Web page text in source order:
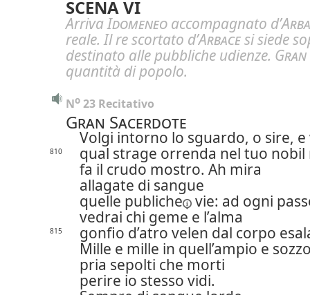
SCENA VI
ArrivaIdomeneo accompagnato d’
reale. Il re scortato d’Arbacesi siede
destinato alle pubbliche udienze.
quantità di popolo.
No 23 Recitativo
Gran Sacerdote
Volgi intorno lo sguardo, o sire, e
810
qual strage orrenda nel tuo nobil
fa il crudo mostro. Ah mira
allagate di sangue
quelle publiche
vie: ad ogni
vedrai chi geme e l’alma
815
gonfio d’atro velen dal corpo
Mille e mille in quell’ampio e
pria sepolti che morti
perire io stesso vidi.